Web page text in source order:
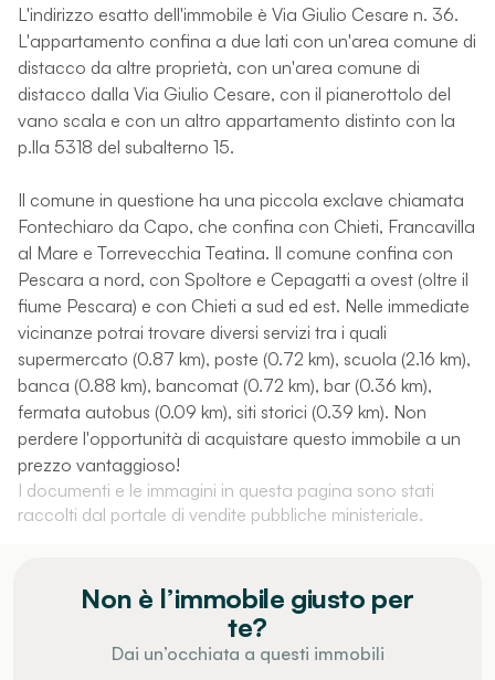
L'indirizzo esatto dell'immobile è Via Giulio Cesare n. 36.
L'appartamento confina a due lati con un'area comune di
distacco da altre proprietà, con un'area comune di
distacco dalla Via Giulio Cesare, con il pianerottolo del
vano scala e con un altro appartamento distinto con la
p.lla 5318 del subalterno 15.
Il comune in questione ha una piccola exclave chiamata
Fontechiaro da Capo, che confina con Chieti, Francavilla
al Mare e Torrevecchia Teatina. Il comune confina con
Pescara a nord, con Spoltore e Cepagatti a ovest (oltre il
fiume Pescara) e con Chieti a sud ed est. Nelle immediate
vicinanze potrai trovare diversi servizi tra i quali
supermercato (0.87 km), poste (0.72 km), scuola (2.16 km),
banca (0.88 km), bancomat (0.72 km), bar (0.36 km),
fermata autobus (0.09 km), siti storici (0.39 km). Non
perdere l'opportunità di acquistare questo immobile a un
prezzo vantaggioso!
I documenti e le immagini in questa pagina sono stati
raccolti dal portale di vendite pubbliche ministeriale.
Non è l’immobile giusto per
te?
Dai un’occhiata a questi immobili